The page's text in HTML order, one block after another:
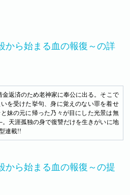
から始まる血の報復～の詳
返済のため老神家に奉公に出る。そこで
を受けた挙句、身に覚えのない罪を着せ
妹の元に帰った乃々が目にした光景は無
天涯孤独の身で復讐だけを生きがいに地
連載!!
から始まる血の報復～の提